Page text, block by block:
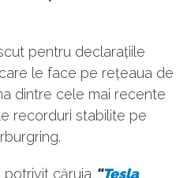
pentru declarațiile
le face pe rețeaua de
dintre cele mai recente
recorduri stabilite pe
potrivit căruia "Tesla